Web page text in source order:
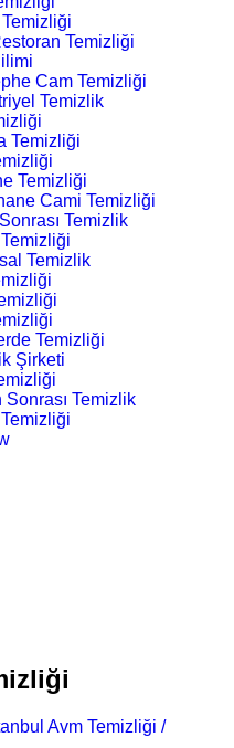
Temizliği
Cam Temizliği
Temizlik
Temizliği
Temizliği
Cami Temizliği
Temizlik
Temizlik
Temizliği
Şirketi
Sonrası Temizlik
Avm Temizliği /